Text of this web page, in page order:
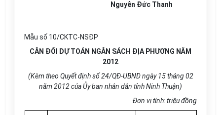
Nguyễn Đức Thanh
Mẫu số 10/CKTC-NSĐP
CÂN ĐỐI DỰ TOÁN NGÂN SÁCH ĐỊA PHƯƠNG NĂM
2012
(Kèm theo Quyết định số 24/QĐ-UBND ngày 15 tháng 02
năm 2012 của Ủy ban nhân dân tỉnh Ninh Thuận)
Đơn vị tính: triệu đồng